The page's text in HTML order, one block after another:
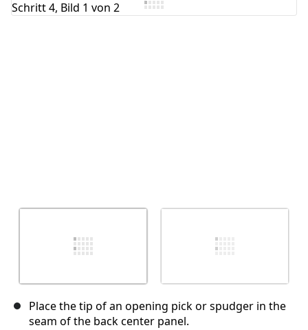
Place the tip of an opening pick or spudger in the
seam of the back center panel.